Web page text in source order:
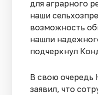
для аграрного
наши
возможность
нашли
подчеркнул
В свою очередь
заявил, что